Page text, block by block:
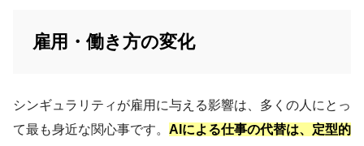
雇用・働き方の変化
シンギュラリティが雇用に与える影響は、多くの人にとっ
て最も身近な関心事です。 AIによる仕事の代替は、定型的